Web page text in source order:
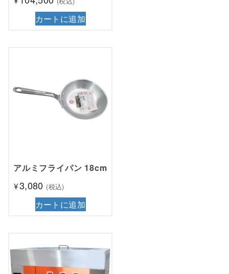
カートに追加
アルミフライパン 18cm
¥3,080 (税込)
カートに追加